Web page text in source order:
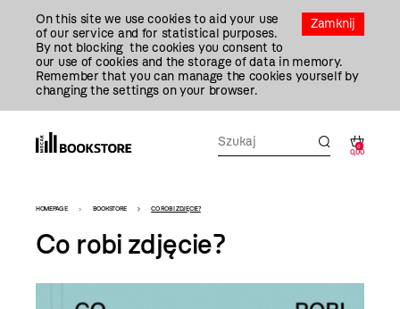
Zamknij
On this site we use cookies to aid your use
of our service and for statistical purposes.
By not blocking the cookies you consent to
our use of cookies and the storage of data in memory.
Remember that you can manage the cookies yourself by
changing the settings on your browser.
0
0,00
Bookstore
-
szablon
szczegóły
HOMEPAGE BOOKSTORE CO ROBI ZDJĘCIE?
Co robi zdjęcie?